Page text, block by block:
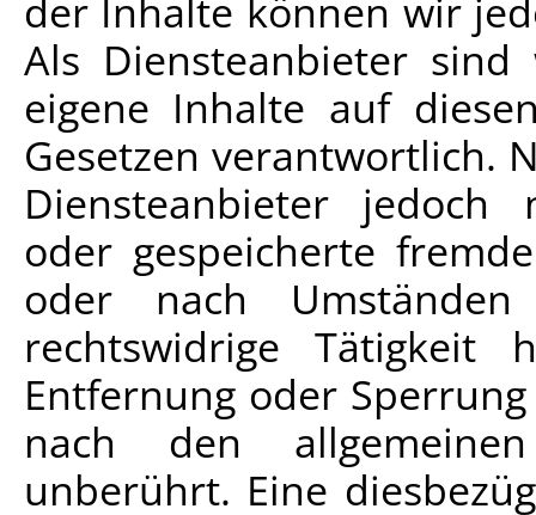
Als Diensteanbieter
eigene Inhalte auf
Gesetzen verantwortlich.
Diensteanbieter
oder gespeicherte
oder nach
rechtswidrige Tätigkeit
Entfernung oder
nach den
unberührt. Eine